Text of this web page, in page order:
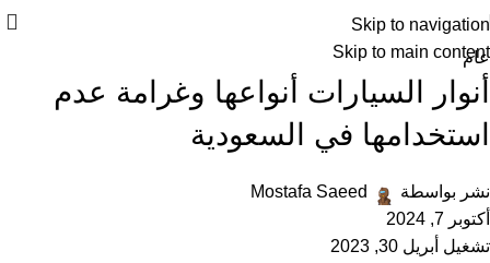
Skip to navigation
Skip to main content
عام
أنوار السيارات أنواعها وغرامة عدم
استخدامها في السعودية
نشر بواسطة
Mostafa Saeed
أكتوبر 7, 2024
تشغيل أبريل 30, 2023